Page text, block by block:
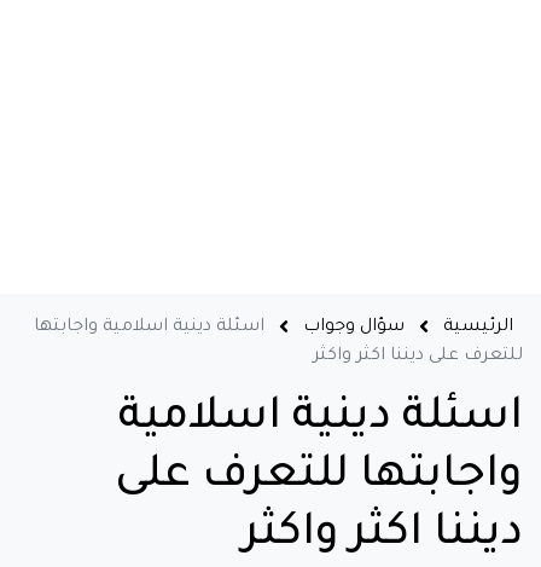
الرئيسية سؤال وجواب
اسئلة دينية اسلامية واجابتها
للتعرف على ديننا اكثر واكثر
اسئلة دينية اسلامية
واجابتها للتعرف على
ديننا اكثر واكثر